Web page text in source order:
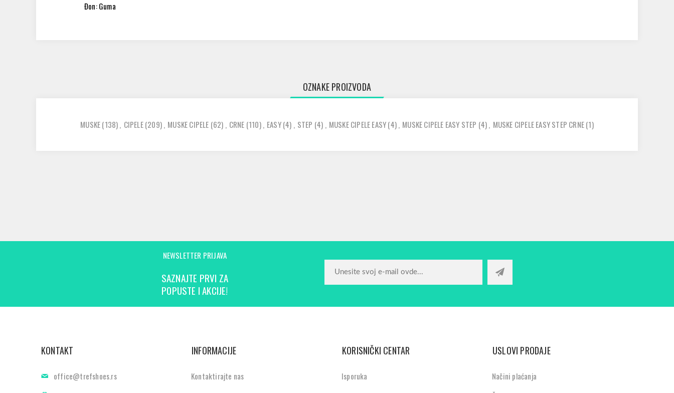
Đon: Guma
OZNAKE PROIZVODA
MUSKE(138), CIPELE(209), MUSKE CIPELE (62) , CRNE (110), EASY(4) , STEP (4) , MUSKE CIPELE EASY(4), MUSKE CIPELE EASY STEP (4), MUSKE CIPELE EASY STEP CRNE(1)
NEWSLETTER PRIJAVA
SAZNAJTE PRVI ZA
POPUSTE I AKCIJE!
KONTAKT
office@trefshoes.rs
INFORMACIJE
Kontaktirajte nas
KORISNIČKI CENTAR
Isporuka
USLOVI PRODAJE
Načini plaćanja